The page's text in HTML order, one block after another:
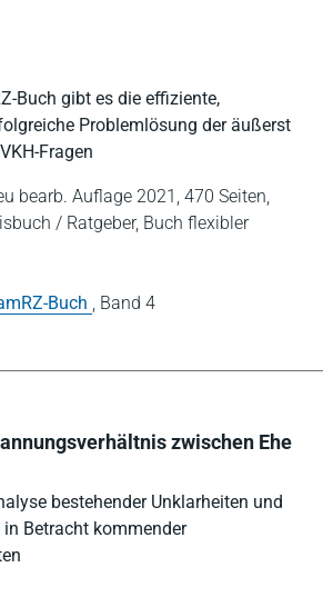
Buch gibt es die effiziente,
Problemlösung der äußerst
Fragen
bearb. Auflage 2021, 470 Seiten,
/ Ratgeber, Buch flexibler
Buch , Band 4
zwischen Ehe
bestehender Unklarheiten und
Betracht kommender